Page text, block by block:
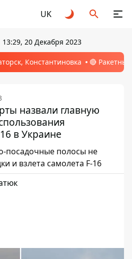
UK
13:29, 20 Декабря 2023
Константиновка 🔴
назвали главную
в Украине
посадочные полосы не
и взлета самолета F-16